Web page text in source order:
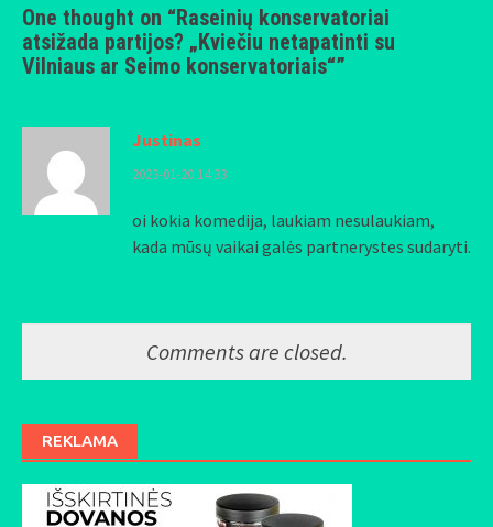
One thought on “Raseinių konservatoriai
atsižada partijos? „Kviečiu netapatinti su
Vilniaus ar Seimo konservatoriais“”
Justinas
2023-01-20 14:33
oi kokia komedija, laukiam nesulaukiam,
kada mūsų vaikai galės partnerystes sudaryti.
Comments are closed.
REKLAMA